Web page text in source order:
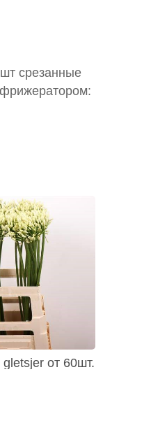
срезанные
от 60шт.